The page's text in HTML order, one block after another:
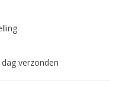
verzonden